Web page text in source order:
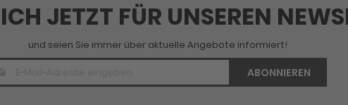
JETZT FÜR UNSEREN
und seien Sie immer über aktuelle Angebote informiert!
E-
Adresse
ABONNIEREN